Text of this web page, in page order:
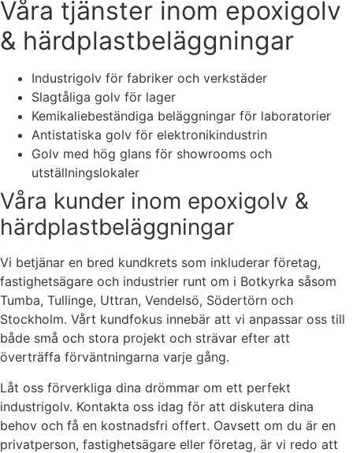
Våra tjänster inom epoxigolv
& härdplastbeläggningar
Industrigolv för fabriker och verkstäder
Slagtåliga golv för lager
Kemikaliebeständiga beläggningar för laboratorier
Antistatiska golv för elektronikindustrin
Golv med hög glans för showrooms och
utställningslokaler
Våra kunder inom epoxigolv &
härdplastbeläggningar
Vi betjänar en bred kundkrets som inkluderar företag,
fastighetsägare och industrier runt om i Botkyrka såsom
Tumba, Tullinge, Uttran, Vendelsö, Södertörn och
Stockholm. Vårt kundfokus innebär att vi anpassar oss till
både små och stora projekt och strävar efter att
överträffa förväntningarna varje gång.
Låt oss förverkliga dina drömmar om ett perfekt
industrigolv. Kontakta oss idag för att diskutera dina
behov och få en kostnadsfri offert. Oavsett om du är en
privatperson, fastighetsägare eller företag, är vi redo att